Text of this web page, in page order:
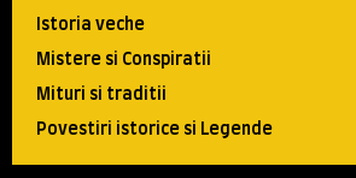
Istoria veche
Mistere si Conspiratii
Mituri si traditii
Povestiri istorice si Legende